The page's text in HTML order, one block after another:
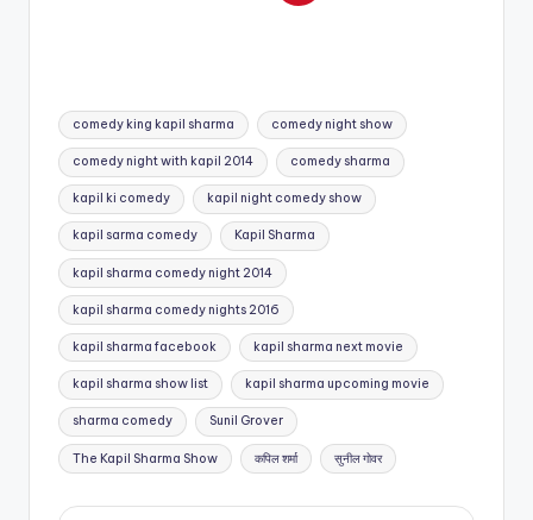
Tags:
comedy king kapil sharma comedy night show
comedy night with kapil 2014 comedy sharma
kapil ki comedy kapil night comedy show
kapil sarma comedy Kapil Sharma
kapil sharma comedy night 2014
kapil sharma comedy nights 2016
kapil sharma facebook kapil sharma next movie
kapil sharma show list kapil sharma upcoming movie
sharma comedy Sunil Grover
The Kapil Sharma Show कपिल शर्मा सुनील गोवर